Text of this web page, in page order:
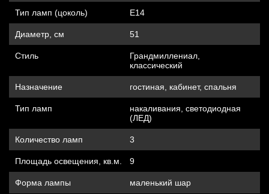
Тип ламп (цоколь) Е14
Диаметр, см 51
Стиль
Грандмиллениал,
классический
Назначение гостиная, кабинет, спальня
Тип ламп
накаливания, cветодиодная
(ЛЕД)
Количество ламп 3
Площадь освещения, кв.м. 9
Форма лампы маленький шар